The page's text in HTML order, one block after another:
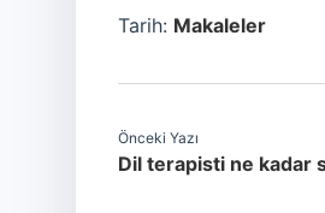
Tarih: Makaleler
Önceki Yazı
Dil terapisti ne kadar